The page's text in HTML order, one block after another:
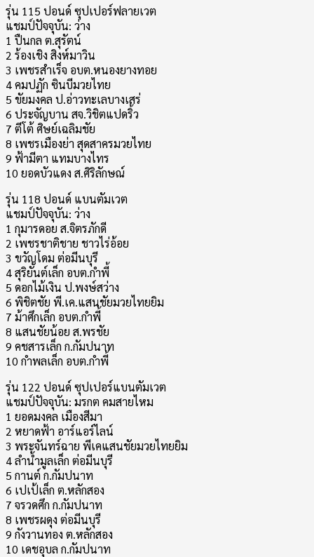
รุ่น 115 ปอนด์ ซุปเปอร์ฟลายเวต
แชมป์ปัจจุบัน: ว่าง
1 ปืนกล ต.สุรัตน์
2 ร้องเชิง สิงห์มาวิน
3 เพชรสำเร็จ อบต.หนองยางทอย
4 คมปฏัก ซินบีมวยไทย
5 ขัยมงคล ป.อ่าวทะเลบางเสร่
6 ประจัญบาน สจ.วิชิตแปดริ้ว
7 ตีโต้ ศิษย์เฉลิมชัย
8 เพชรเมืองย่า สุดสาครมวยไทย
9 ฟ้ามีตา แทมบางไทร
10 ยอดบัวแดง ส.ศิริลักษณ์
รุ่น 118 ปอนด์ แบนตัมเวต
แชมป์ปัจจุบัน: ว่าง
1 กุมารดอย ส.จิตรภักดี
2 เพชรชาติชาย ชาวไร่อ้อย
3 ขวัญโดม ต่อมีนบุรี
4 สุริยันต์เล็ก อบต.กำพี้
5 ดอกไม้เงิน ป.พงษ์สว่าง
6 พิชิตชัย พี.เค.แสนชัยมวยไทยยิม
7 ม้าศึกเล็ก อบต.กำพี้
8 แสนชัยน้อย ส.พรชัย
9 คชสารเล็ก ก.กัมปนาท
10 กำพลเล็ก อบต.กำพี้
รุ่น 122 ปอนด์ ซุปเปอร์แบนตัมเวต
แชมป์ปัจจุบัน: มรกต คมสายไหม
1 ยอดมงคล เมืองสีมา
2 หยาดฟ้า อาร์แอร์ไลน์
3 พระจันทร์ฉาย พีเคแสนชัยมวยไทยยิม
4 ลำน้ำมูลเล็ก ต่อมีนบุรี
5 กานต์ ก.กัมปนาท
6 เปเป้เล็ก ต.หลักสอง
7 จรวดศึก ก.กัมปนาท
8 เพชรผดุง ต่อมีนบุรี
9 กังวานทอง ต.หลักสอง
10 เดชอุบล ก.กัมปนาท